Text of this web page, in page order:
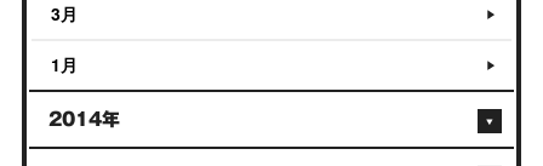
3月
1月
2014年